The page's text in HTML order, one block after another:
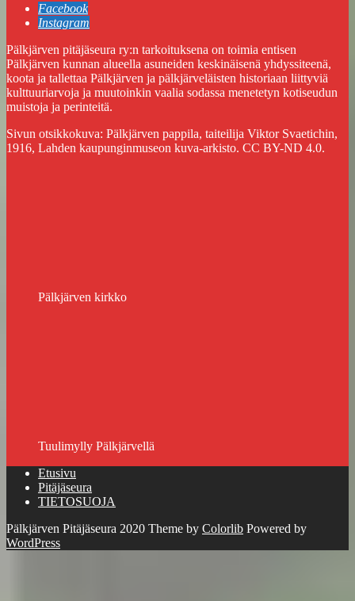
Facebook
Instagram
Pälkjärven pitäjäseura ry:n tarkoituksena on toimia entisen
Pälkjärven kunnan alueella asuneiden keskinäisenä yhdyssiteenä,
koota ja tallettaa Pälkjärven ja pälkjärveläisten historiaan liittyviä
kulttuuriarvoja ja muutoinkin vaalia sodassa menetetyn kotiseudun
muistoja ja perinteitä.
Sivun otsikkokuva: Pälkjärven pappila, taiteilija Viktor Svaetichin,
1916, Lahden kaupunginmuseon kuva-arkisto. CC BY-ND 4.0.
Pälkjärven kirkko
Tuulimylly Pälkjärvellä
Etusivu
Pitäjäseura
TIETOSUOJA
Pälkjärven Pitäjäseura 2020 Theme by Colorlib Powered by
WordPress